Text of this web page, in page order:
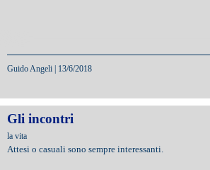
Guido Angeli
13/6/2018
Gli incontri
la vita
Attesi o casuali sono sempre interessanti.